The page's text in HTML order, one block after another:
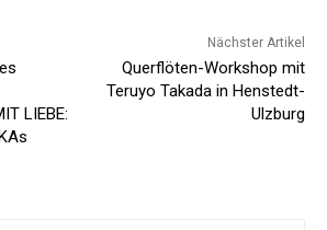
LIEBE:
Nächster Artikel
Querflöten-Workshop mit
Teruyo Takada in Henstedt-
Ulzburg